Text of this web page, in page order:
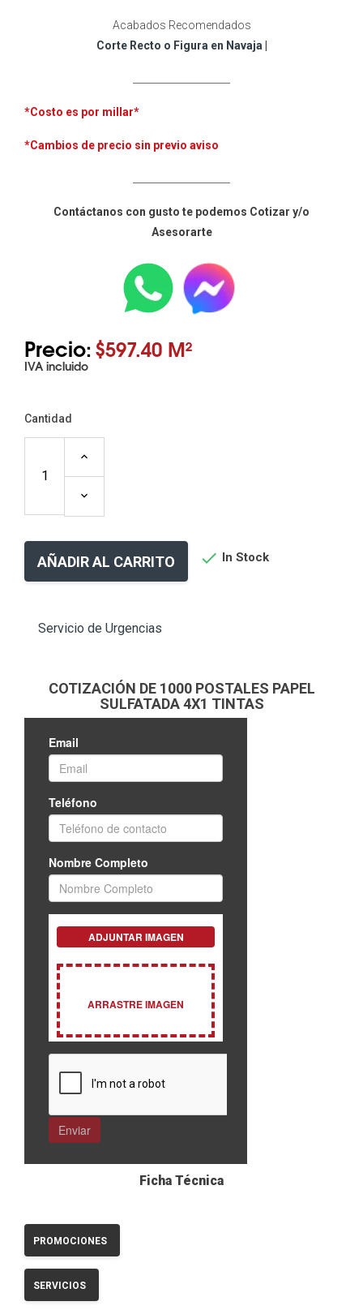
Acabados Recomendados
Corte Recto o Figura en Navaja
*Costo es por millar*
*Cambios de precio sin previo aviso
Contáctanos con gusto te podemos Cotizar y/o
Asesorarte
Precio:$597.40 M²
IVA incluido
Cantidad
AÑADIR AL CARRITO  In Stock
Servicio de Urgencias
COTIZACIÓN DE 1000 POSTALES PAPEL
SULFATADA 4X1 TINTAS
Ficha Técnica
PROMOCIONES
SERVICIOS